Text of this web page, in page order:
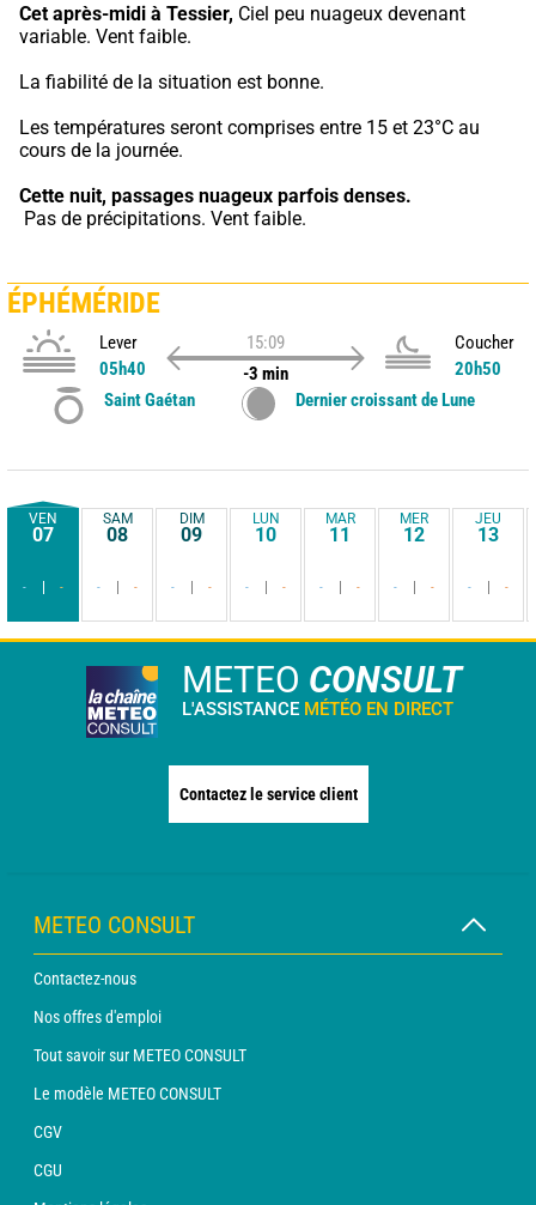
Cet après-midi à Tessier, Ciel peu nuageux devenant
variable. Vent faible.
La fiabilité de la situation est bonne.
Les températures seront comprises entre 15 et 23°C au
cours de la journée.
Cette nuit, passages nuageux parfois denses.
Pas de précipitations. Vent faible.
ÉPHÉMÉRIDE
Lever
05h40
15:09
-3 min
Coucher
20h50
Saint Gaétan
Dernier croissant de Lune
VEN
07
- -
SAM
08
- -
DIM
09
- -
LUN
10
- -
MAR
11
- -
MER
12
- -
JEU
13
- -
METEO CONSULT
L'ASSISTANCE MÉTÉO EN DIRECT
Contactez le service client
METEO CONSULT
Contactez-nous
Nos offres d'emploi
Tout savoir sur METEO CONSULT
Le modèle METEO CONSULT
CGV
CGU